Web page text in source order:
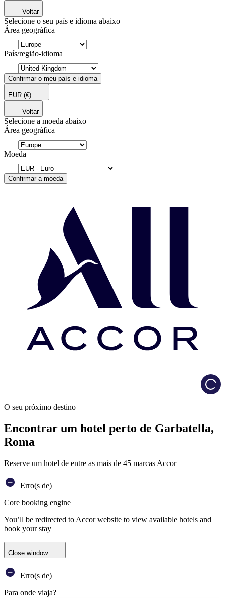
Voltar
Selecione o seu país e idioma abaixo
Área geográfica
País/região-idioma
Confirmar o meu país e idioma
EUR (€)
Voltar
Selecione a moeda abaixo
Área geográfica
Moeda
Confirmar a moeda
O seu próximo destino
Encontrar um hotel perto de Garbatella,
Roma
Reserve um hotel de entre as mais de 45 marcas Accor
Erro(s de)
Core booking engine
You’ll be redirected to Accor website to view available hotels and
book your stay
Close window
Erro(s de)
Para onde viaja?